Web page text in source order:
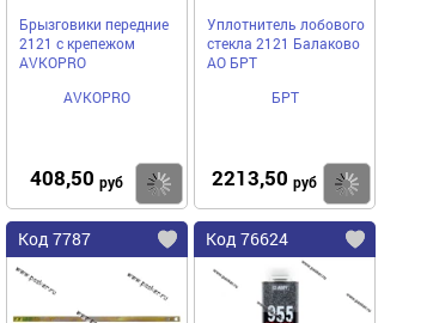
Брызговики передние
2121 с крепежом
AVKOPRO
AVKOPRO
408,50 руб Купить
Уплотнитель лобового
стекла 2121 Балаково
АО БРТ
БРТ
2213,50 руб
Код 7787 Код 76624